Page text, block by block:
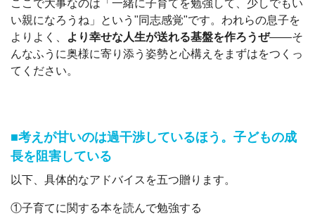
ここで大事なのは「一緒に子育てを勉強して、少しでもい
い親になろうね」という"同志感覚"です。われらの息子を
よりよく、
より幸せな人生が送れる基盤を作ろうぜ――そ
んなふうに奥様に寄り添う姿勢と心構えをまずはをつくっ
てください。
■考えが甘いのは過干渉しているほう。子どもの成
長を阻害している
以下、具体的なアドバイスを五つ贈ります。
①子育てに関する本を読んで勉強する